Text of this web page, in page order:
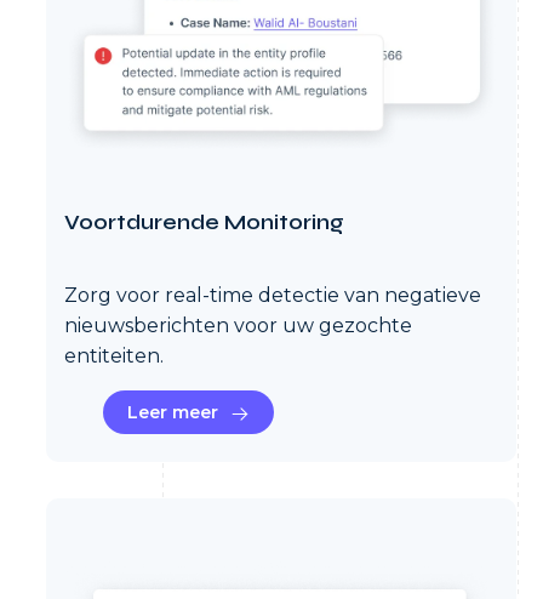
Voortdurende Monitoring
Zorg voor real-time detectie van negatieve
nieuwsberichten voor uw gezochte
entiteiten.
Leer meer